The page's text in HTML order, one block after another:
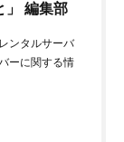
」 編集部
ンタルサーバ
ーに関する情